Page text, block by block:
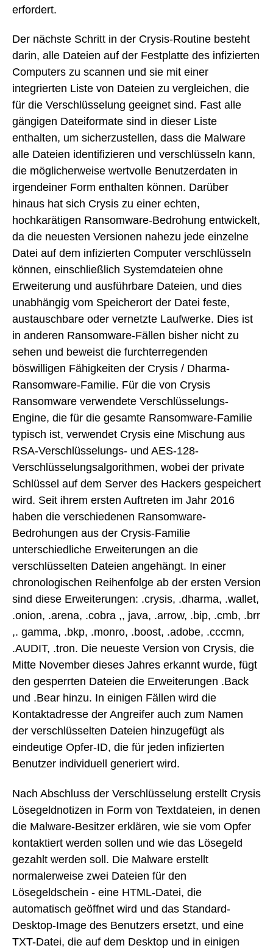
erfordert.
Der nächste Schritt in der Crysis-Routine besteht
darin, alle Dateien auf der Festplatte des infizierten
Computers zu scannen und sie mit einer
integrierten Liste von Dateien zu vergleichen, die
für die Verschlüsselung geeignet sind. Fast alle
gängigen Dateiformate sind in dieser Liste
enthalten, um sicherzustellen, dass die Malware
alle Dateien identifizieren und verschlüsseln kann,
die möglicherweise wertvolle Benutzerdaten in
irgendeiner Form enthalten können. Darüber
hinaus hat sich Crysis zu einer echten,
hochkarätigen Ransomware-Bedrohung entwickelt,
da die neuesten Versionen nahezu jede einzelne
Datei auf dem infizierten Computer verschlüsseln
können, einschließlich Systemdateien ohne
Erweiterung und ausführbare Dateien, und dies
unabhängig vom Speicherort der Datei feste,
austauschbare oder vernetzte Laufwerke. Dies ist
in anderen Ransomware-Fällen bisher nicht zu
sehen und beweist die furchterregenden
böswilligen Fähigkeiten der Crysis / Dharma-
Ransomware-Familie. Für die von Crysis
Ransomware verwendete Verschlüsselungs-
Engine, die für die gesamte Ransomware-Familie
typisch ist, verwendet Crysis eine Mischung aus
RSA-Verschlüsselungs- und AES-128-
Verschlüsselungsalgorithmen, wobei der private
Schlüssel auf dem Server des Hackers gespeichert
wird. Seit ihrem ersten Auftreten im Jahr 2016
haben die verschiedenen Ransomware-
Bedrohungen aus der Crysis-Familie
unterschiedliche Erweiterungen an die
verschlüsselten Dateien angehängt. In einer
chronologischen Reihenfolge ab der ersten Version
sind diese Erweiterungen: .crysis, .dharma, .wallet,
.onion, .arena, .cobra ,, java, .arrow, .bip, .cmb, .brr
,. gamma, .bkp, .monro, .boost, .adobe, .cccmn,
.AUDIT, .tron. Die neueste Version von Crysis, die
Mitte November dieses Jahres erkannt wurde, fügt
den gesperrten Dateien die Erweiterungen .Back
und .Bear hinzu. In einigen Fällen wird die
Kontaktadresse der Angreifer auch zum Namen
der verschlüsselten Dateien hinzugefügt als
eindeutige Opfer-ID, die für jeden infizierten
Benutzer individuell generiert wird.
Nach Abschluss der Verschlüsselung erstellt Crysis
Lösegeldnotizen in Form von Textdateien, in denen
die Malware-Besitzer erklären, wie sie vom Opfer
kontaktiert werden sollen und wie das Lösegeld
gezahlt werden soll. Die Malware erstellt
normalerweise zwei Dateien für den
Lösegeldschein - eine HTML-Datei, die
automatisch geöffnet wird und das Standard-
Desktop-Image des Benutzers ersetzt, und eine
TXT-Datei, die auf dem Desktop und in einigen